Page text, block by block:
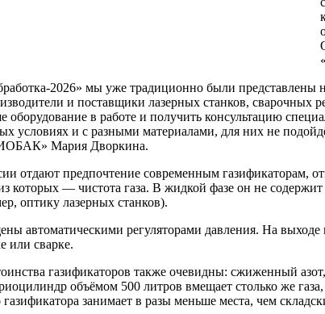
2026» мы уже традиционно были
и поставщики лазерных станков,
оборудование в работе и получить консультацию
условиях и с разными материалами, для них не
Мария Дворкина.
отдают предпочтение современным газификаторам,
которых — чистота газа. В жидкой фазе он не
оптику лазерных станков).
автоматическими регуляторами давления. На выходе
или сварке.
газификаторов также очевидны: сжиженный
объёмом 500 литров вмещает столько же
занимает в разы меньше места, чем